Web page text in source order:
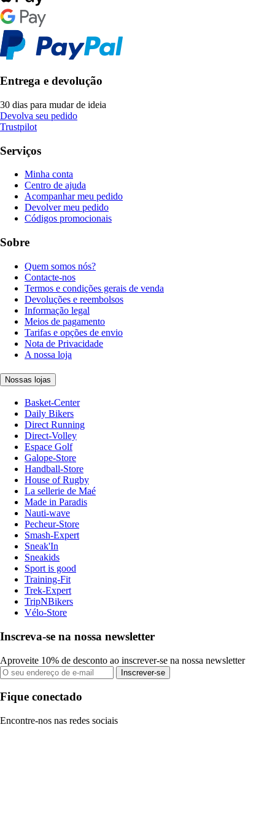
Entrega e devolução
30 dias para mudar de ideia
Devolva seu pedido
Trustpilot
Serviços
Minha conta
Centro de ajuda
Acompanhar meu pedido
Devolver meu pedido
Códigos promocionais
Sobre
Quem somos nós?
Contacte-nos
Termos e condições gerais de venda
Devoluções e reembolsos
Informação legal
Meios de pagamento
Tarifas e opções de envio
Nota de Privacidade
A nossa loja
Nossas lojas
Basket-Center
Daily Bikers
Direct Running
Direct-Volley
Espace Golf
Galope-Store
Handball-Store
House of Rugby
La sellerie de Maé
Made in Paradis
Nauti-wave
Pecheur-Store
Smash-Expert
Sneak'In
Sneakids
Sport is good
Training-Fit
Trek-Expert
TripNBikers
Vélo-Store
Inscreva-se na nossa newsletter
Aproveite 10% de desconto ao inscrever-se na nossa newsletter
Inscrever-se
Fique conectado
Encontre-nos nas redes sociais